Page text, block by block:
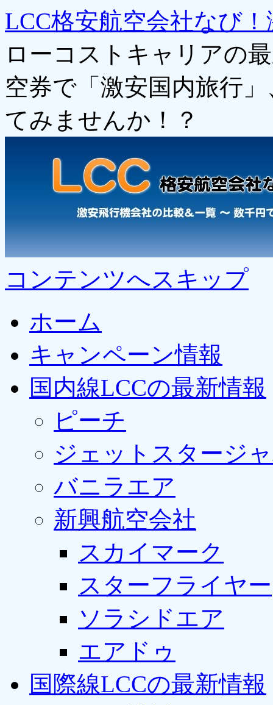
LCC格安航空会社なび
ローコストキャリアの
空券で「激安国内旅行
てみませんか！？
コンテンツへスキップ
ホーム
キャンペーン情報
国内線LCCの最新情報
ピーチ
ジェットスタージ
バニラエア
新興航空会社
スカイマーク
スターフライヤー
ソラシドエア
エアドゥ
国際線LCCの最新情報